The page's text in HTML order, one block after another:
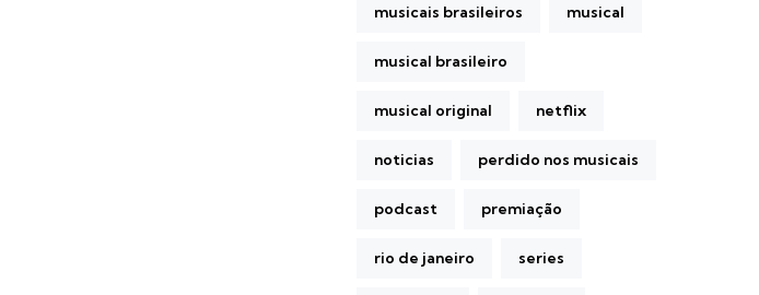
musicais brasileiros musical
musical brasileiro
musical original netflix
noticias perdido nos musicais
podcast premiação
rio de janeiro series